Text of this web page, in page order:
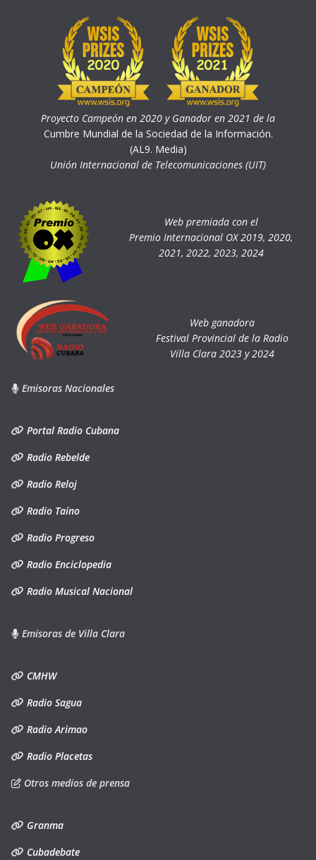
Proyecto Campeón en 2020 y Ganador en 2021 de la
Cumbre Mundial de la Sociedad de la Información.
(AL9. Media)
Unión Internacional de Telecomunicaciones (UIT)
Web premiada con el
Premio Internacional OX 2019, 2020,
2021, 2022, 2023, 2024
Web ganadora
Festival Provincial de la Radio
Villa Clara 2023 y 2024
Emisoras Nacionales
Portal Radio Cubana
Radio Rebelde
Radio Reloj
Radio Taíno
Radio Progreso
Radio Enciclopedia
Radio Musical Nacional
Emisoras de Villa Clara
CMHW
Radio Sagua
Radio Arimao
Radio Placetas
Otros medios de prensa
Granma
Cubadebate